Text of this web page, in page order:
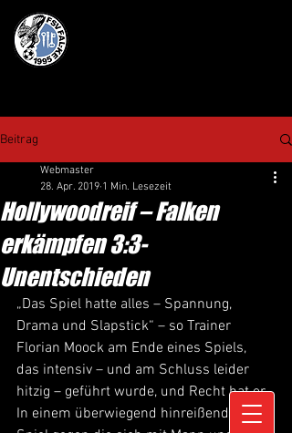
Beitrag
Hollywoodreif – Falken
erkämpfen 3:3-
Unentschieden
Webmaster
28. Apr. 2019 1 Min. Lesezeit
„Das Spiel hatte alles – Spannung,
Drama und Slapstick“ – so Trainer
Florian Moock am Ende eines Spiels,
das intensiv – und am Schluss leider
hitzig – geführt wurde, und Recht hat er.
In einem überwiegend hinreißenden